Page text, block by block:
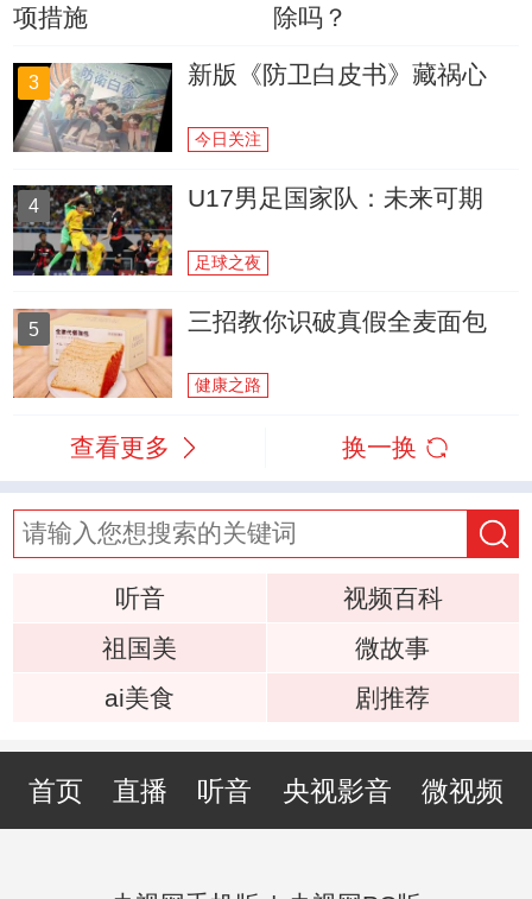
项措施
除吗？
3 新版《防卫白皮书》藏祸心
今日关注
4 U17男足国家队：未来可期
足球之夜
5 三招教你识破真假全麦面包
健康之路
查看更多 换一换
听音
视频百科
祖国美
微故事
ai美食
剧推荐
首页 直播 听音 央视影音 微视频